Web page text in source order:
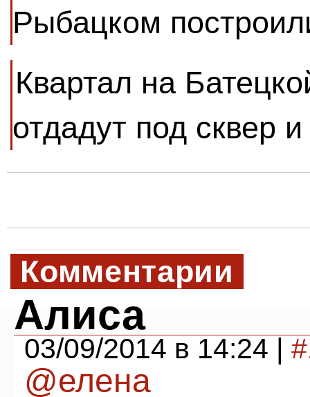
Рыбацком
Квартал на
отдадут под сквер
Комментарии
Алиса
03/09/2014 в 14:24 |
@елена